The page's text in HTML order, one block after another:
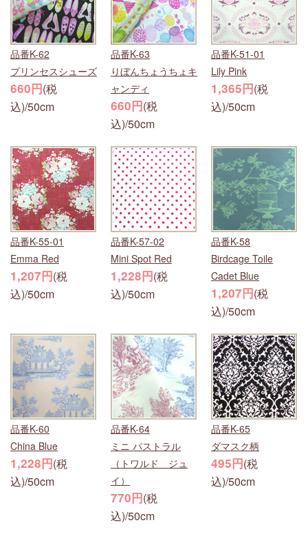
品番K-62
プリンセスシューズ
660円(税
込)/50cm
品番K-63
りぼんちょうちょキ
ャンディ
660円(税
込)/50cm
品番K-51-01
Lily Pink
1,365円(税
込)/50cm
品番K-55-01
Emma Red
1,207円(税
込)/50cm
品番K-57-02
Mini Spot Red
1,228円(税
込)/50cm
品番K-58
Birdcage Toile
Cadet Blue
1,207円(税
込)/50cm
品番K-60
China Blue
1,228円(税
込)/50cm
品番K-64
ミニ パストラル
（トワルド ジュ
イ）
770円(税
込)/50cm
品番K-65
ダマスク柄
495円(税
込)/50cm